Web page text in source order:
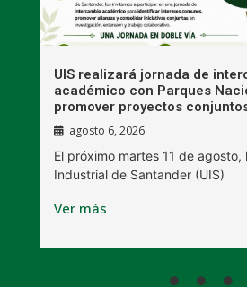
UIS realizará jornada de
académico con Parques
promover proyectos
agosto 6, 2026
El próximo martes 11 de agosto,
Industrial de Santander (UIS)
Ver más